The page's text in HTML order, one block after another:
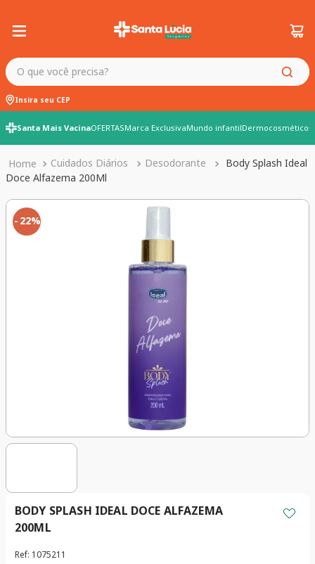
O que você precisa?
Insira seu CEP
Santa Mais VacinaOFERTASMarca ExclusivaMundo infantilDermocosméticos
Cuidados Diários Desodorante
Body Splash Ideal
Doce Alfazema 200Ml
22%
BODY SPLASH IDEAL DOCE ALFAZEMA
200ML
Ref: 1075211